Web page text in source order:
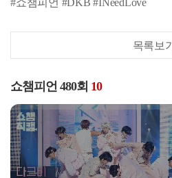
#쇼챔피언 #DKB #INeedLove
목록보기
쇼챔피언 480회 10